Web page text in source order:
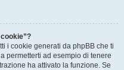
i cookie generati da phpBB che ti
permetterti ad esempio di tenere
ha attivato la funzione. Se